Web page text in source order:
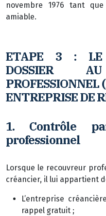
novembre 1976 tant
amiable.
ETAPE 3 : LE
DOSSIER AU
PROFESSIONNEL
ENTREPRISE DE
1. Contrôle
professionnel
Lorsque le recouvreur
créancier, il lui appartient
L’entreprise
rappel gratuit ;